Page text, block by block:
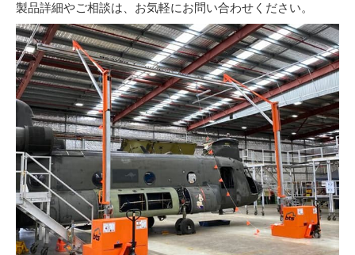
製品詳細やご相談は、お気軽にお問い合わせください。